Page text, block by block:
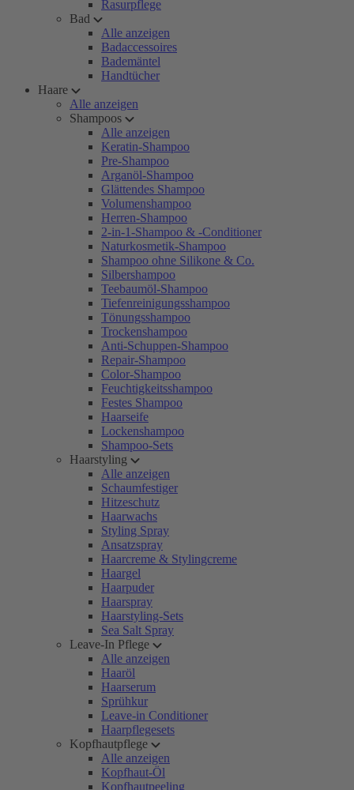
Rasurpflege
Bad
Alle anzeigen
Badaccessoires
Bademäntel
Handtücher
Haare
Alle anzeigen
Shampoos
Alle anzeigen
Keratin-Shampoo
Pre-Shampoo
Arganöl-Shampoo
Glättendes Shampoo
Volumenshampoo
Herren-Shampoo
2-in-1-Shampoo & -Conditioner
Naturkosmetik-Shampoo
Shampoo ohne Silikone & Co.
Silbershampoo
Teebaumöl-Shampoo
Tiefenreinigungsshampoo
Tönungsshampoo
Trockenshampoo
Anti-Schuppen-Shampoo
Repair-Shampoo
Color-Shampoo
Feuchtigkeitsshampoo
Festes Shampoo
Haarseife
Lockenshampoo
Shampoo-Sets
Haarstyling
Alle anzeigen
Schaumfestiger
Hitzeschutz
Haarwachs
Styling Spray
Ansatzspray
Haarcreme & Stylingcreme
Haargel
Haarpuder
Haarspray
Haarstyling-Sets
Sea Salt Spray
Leave-In Pflege
Alle anzeigen
Haaröl
Haarserum
Sprühkur
Leave-in Conditioner
Haarpflegesets
Kopfhautpflege
Alle anzeigen
Kopfhaut-Öl
Kopfhautpeeling